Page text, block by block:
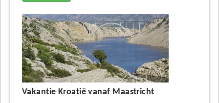
Vakantie Kroatië vanaf Maastricht